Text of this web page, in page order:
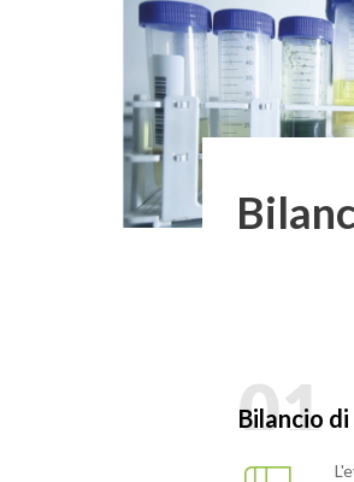
Bilancio